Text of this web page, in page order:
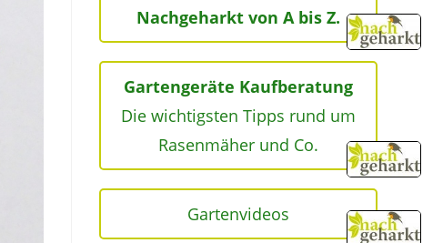
Nachgeharkt von A bis Z.
Gartengeräte Kaufberatung
Die wichtigsten Tipps rund um
Rasenmäher und Co.
Gartenvideos